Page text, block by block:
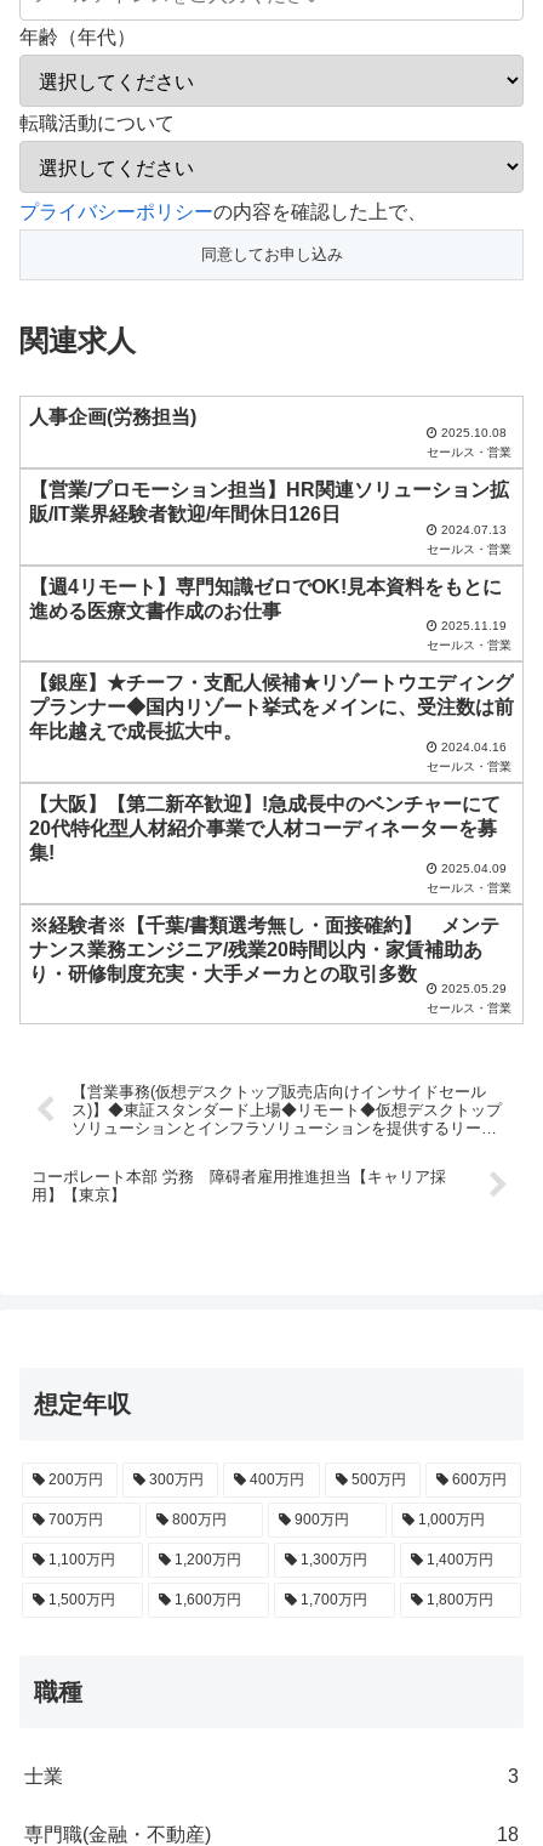
年齢（年代）
転職活動について
こ
フ
ー
ド
の
に
く
さ
い
。
プライバシーポリシーの内容を確認した上で、
関連求人
人事企画(労務担当)
2025.10.08
セールス・営業
【営業/プロモーション担当】HR関連ソリューション拡
販/IT業界経験者歓迎/年間休日126日
2024.07.13
セールス・営業
【週4リモート】専門知識ゼロでOK!見本資料をもとに
進める医療文書作成のお仕事
2025.11.19
セールス・営業
【銀座】★チーフ・支配人候補★リゾートウエディング
プランナー◆国内リゾート挙式をメインに、受注数は前
年比越えで成長拡大中。
2024.04.16
セールス・営業
【大阪】【第二新卒歓迎】!急成長中のベンチャーにて
20代特化型人材紹介事業で人材コーディネーターを募
集!
2025.04.09
セールス・営業
※経験者※【千葉/書類選考無し・面接確約】 メンテ
ナンス業務エンジニア/残業20時間以内・家賃補助あ
り・研修制度充実・大手メーカとの取引多数
2025.05.29
セールス・営業
【営業事務(仮想デスクトップ販売店向けインサイドセール
ス)】◆東証スタンダード上場◆リモート◆仮想デスクトップ
ソリューションとインフラソリューションを提供するリーデ
コーポレート本部 労務 障碍者雇用推進担当【キャリア採
用】【東京】
想定年収
200万円 300万円 400万円 500万円 600万円
700万円 800万円 900万円 1,000万円
1,100万円 1,200万円 1,300万円 1,400万円
1,500万円 1,600万円 1,700万円 1,800万円
職種
士業 3
専門職(金融・不動産) 18